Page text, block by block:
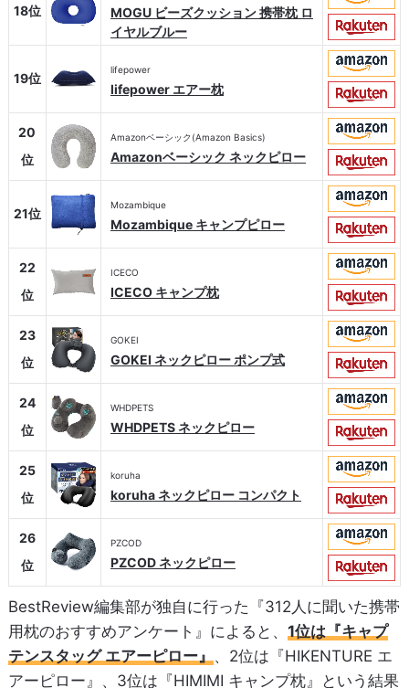
18位
MOGU ビーズクッション 携帯枕 ロ
イヤルブルー
19位
lifepower
lifepower エアー枕
20
位
Amazonベーシック(Amazon Basics)
Amazonベーシック ネックピロー
21位
Mozambique
Mozambique キャンプピロー
22
位
ICECO
ICECO キャンプ枕
23
位
GOKEI
GOKEI ネックピロー ポンプ式
24
位
WHDPETS
WHDPETS ネックピロー
25
位
koruha
koruha ネックピロー コンパクト
26
位
PZCOD
PZCOD ネックピロー
BestReview編集部が独自に行った『312人に聞いた携帯
用枕のおすすめアンケート』によると、 1位は『キャプ
テンスタッグ エアーピロー』 、2位は『HIKENTURE エ
アーピロー』、3位は『HIMIMI キャンプ枕』という結果